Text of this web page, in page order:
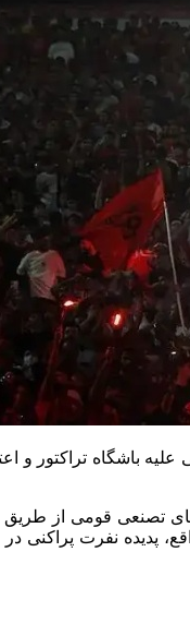
باشگاه تراکتور و
تصنعی قومی از طریق
پدیده نفرت